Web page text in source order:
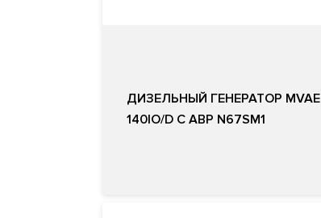
ДИЗЕЛЬНЫЙ ГЕНЕРАТОР MVAE
140IO/D С АВР N67SM1